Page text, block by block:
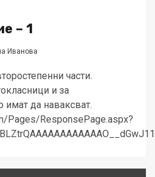
– 1
Иванова
части.
и за
имат да наваксват.
Pages/ResponsePage.aspx?